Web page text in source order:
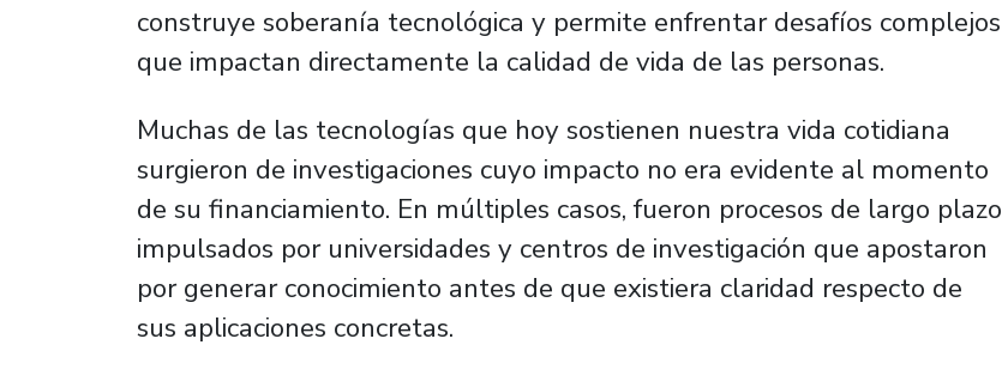
construye soberanía tecnológica y permite enfrentar desafíos complejos
que impactan directamente la calidad de vida de las personas.
Muchas de las tecnologías que hoy sostienen nuestra vida cotidiana
surgieron de investigaciones cuyo impacto no era evidente al momento
de su financiamiento. En múltiples casos, fueron procesos de largo plazo
impulsados por universidades y centros de investigación que apostaron
por generar conocimiento antes de que existiera claridad respecto de
sus aplicaciones concretas.